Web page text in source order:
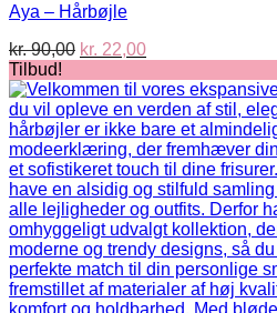
Aya – Hårbøjle
kr.90,00 Den
pris
var:
kr. 90,00.
kr. 22,00Den
pris
er:
kr. 22,00.
Tilbud!